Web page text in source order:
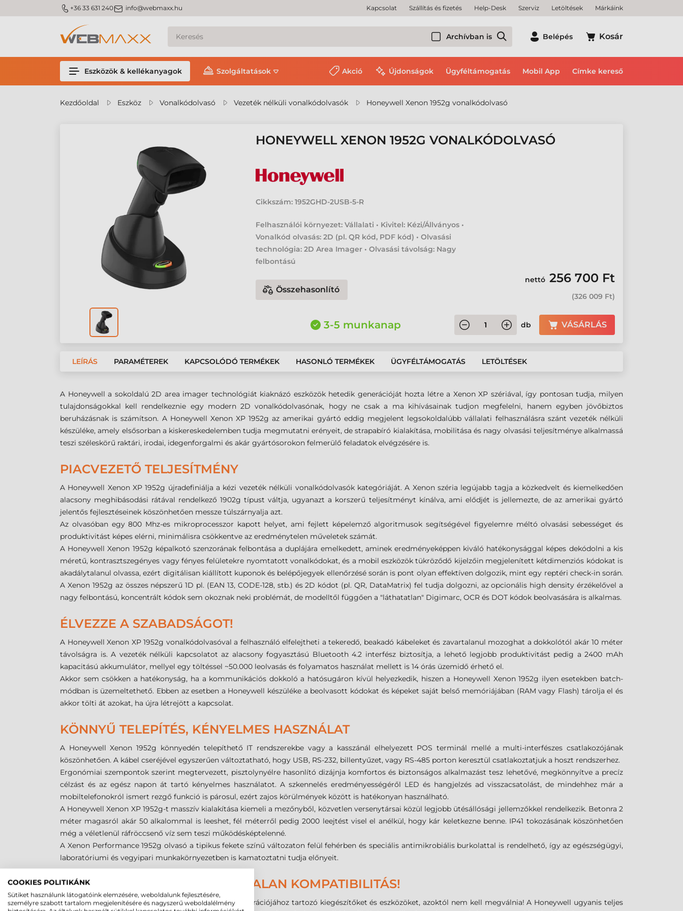
m_phone +36 33 631 240m_email info@webmaxx.hu Kapcsolat Szállítás és fizetés Help-Desk Szerviz Letöltések Márkáink
Archívban is Belépés Kosár
Eszközök & kellékanyagok Szolgáltatások Akció Újdonságok Ügyféltámogatás Mobil App Címke kereső
Kezdőoldal Eszköz Vonalkódolvasó Vezeték nélküli vonalkódolvasók Honeywell Xenon 1952g vonalkódolvasó
HONEYWELL XENON 1952G VONALKÓDOLVASÓ
Cikkszám: 1952GHD-2USB-5-R
Felhasználói környezet: Vállalati • Kivitel: Kézi/Állványos •
Vonalkód olvasás: 2D (pl. QR kód, PDF kód) • Olvasási
technológia: 2D Area Imager • Olvasási távolság: Nagy
felbontású
Összehasonlító
nettó 256 700 Ft
(326 009 Ft)
3-5 munkanap db VÁSÁRLÁS
LEÍRÁS PARAMÉTEREK KAPCSOLÓDÓ TERMÉKEK HASONLÓ TERMÉKEK ÜGYFÉLTÁMOGATÁS LETÖLTÉSEK
A Honeywell a sokoldalú 2D area imager technológiát kiaknázó eszközök hetedik generációját hozta létre a Xenon XP szériával, így pontosan tudja, milyen
tulajdonságokkal kell rendelkeznie egy modern 2D vonalkódolvasónak, hogy ne csak a ma kihívásainak tudjon megfelelni, hanem egyben jövőbiztos
beruházásnak is számítson. A Honeywell Xenon XP 1952g az amerikai gyártó eddig megjelent legsokoldalúbb vállalati felhasználásra szánt vezeték nélküli
készüléke, amely elsősorban a kiskereskedelemben tudja megmutatni erényeit, de strapabíró kialakítása, mobilitása és nagy olvasási teljesítménye alkalmassá
teszi széleskörű raktári, irodai, idegenforgalmi és akár gyártósorokon felmerülő feladatok elvégzésére is.
PIACVEZETŐ TELJESÍTMÉNY
A Honeywell Xenon XP 1952g újradefiniálja a kézi vezeték nélküli vonalkódolvasók kategóriáját. A Xenon széria legújabb tagja a közkedvelt és kiemelkedően
alacsony meghibásodási rátával rendelkező 1902g típust váltja, ugyanazt a korszerű teljesítményt kínálva, ami elődjét is jellemezte, de az amerikai gyártó
jelentős fejlesztéseinek köszönhetően messze túlszárnyalja azt.
Az olvasóban egy 800 Mhz-es mikroprocesszor kapott helyet, ami fejlett képelemző algoritmusok segítségével figyelemre méltó olvasási sebességet és
produktivitást képes elérni, minimálisra csökkentve az eredménytelen műveletek számát.
A Honeywell Xenon 1952g képalkotó szenzorának felbontása a duplájára emelkedett, aminek eredményeképpen kiváló hatékonysággal képes dekódolni a kis
méretű, kontrasztszegényes vagy fényes felületekre nyomtatott vonalkódokat, és a mobil eszközök tükröződő kijelzőin megjelenített kétdimenziós kódokat is
akadálytalanul olvassa, ezért digitálisan kiállított kuponok és belépőjegyek ellenőrzésé során is pont olyan effektíven dolgozik, mint egy reptéri check-in során.
A Xenon 1952g az összes népszerű 1D pl. (EAN 13, CODE-128, stb.) és 2D kódot (pl. QR, DataMatrix) fel tudja dolgozni, az opcionális high density érzékelővel a
nagy felbontású, koncentrált kódok sem okoznak neki problémát, de modelltől függően a "láthatatlan" Digimarc, OCR és DOT kódok beolvasására is alkalmas.
ÉLVEZZE A SZABADSÁGOT!
A Honeywell Xenon XP 1952g vonalkódolvasóval a felhasználó elfelejtheti a tekeredő, beakadó kábeleket és zavartalanul mozoghat a dokkolótól akár 10 méter
távolságra is. A vezeték nélküli kapcsolatot az alacsony fogyasztású Bluetooth 4.2 interfész biztosítja, a lehető legjobb produktivitást pedig a 2400 mAh
kapacitású akkumulátor, mellyel egy töltéssel ~50.000 leolvasás és folyamatos használat mellett is 14 órás üzemidő érhető el.
Akkor sem csökken a hatékonyság, ha a kommunikációs dokkoló a hatósugáron kívül helyezkedik, hiszen a Honeywell Xenon 1952g ilyen esetekben batch-
módban is üzemeltethető. Ebben az esetben a Honeywell készüléke a beolvasott kódokat és képeket saját belső memóriájában (RAM vagy Flash) tárolja el és
akkor tölti át azokat, ha újra létrejött a kapcsolat.
KÖNNYŰ TELEPÍTÉS, KÉNYELMES HASZNÁLAT
A Honeywell Xenon 1952g könnyedén telepíthető IT rendszerekbe vagy a kasszánál elhelyezett POS terminál mellé a multi-interfészes csatlakozójának
köszönhetően. A kábel cseréjével egyszerűen változtatható, hogy USB, RS-232, billentyűzet, vagy RS-485 porton keresztül csatlakoztatjuk a hoszt rendszerhez.
Ergonómiai szempontok szerint megtervezett, pisztolynyélre hasonlító dizájnja komfortos és biztonságos alkalmazást tesz lehetővé, megkönnyítve a precíz
célzást és az egész napon át tartó kényelmes használatot. A szkennelés eredményességéről LED és hangjelzés ad visszacsatolást, de mindehhez már a
mobiltelefonokról ismert rezgő funkció is párosul, ezért zajos körülmények között is hatékonyan használható.
A Honeywell Xenon XP 1952g-t masszív kialakítása kiemeli a mezőnyből, közvetlen versenytársai közül legjobb ütésállósági jellemzőkkel rendelkezik. Betonra 2
méter magasról akár 50 alkalommal is leeshet, fél méterről pedig 2000 leejtést visel el anélkül, hogy kár keletkezne benne. IP41 tokozásának köszönhetően
még a véletlenül ráfröccsenő víz sem teszi működésképtelenné.
A Xenon Performance 1952g olvasó a tipikus fekete színű változaton felül fehérben és speciális antimikrobiális burkolattal is rendelhető, így az egészségügyi,
laboratóriumi és vegyipari munkakörnyezetben is kamatoztatni tudja előnyeit.
HONEYWELL XENON - HATÁRTALAN KOMPATIBILITÁS!
Amennyiben már használja a Xenon széria előző generációjához tartozó kiegészítőket és eszközöket, azoktól nem kell megválnia! A Honeywell ugyanis teljes
COOKIES POLITIKÁNK
Sütiket használunk látogatóink elemzésére, weboldalunk fejlesztésére,
személyre szabott tartalom megjelenítésére és nagyszerű weboldalélmény